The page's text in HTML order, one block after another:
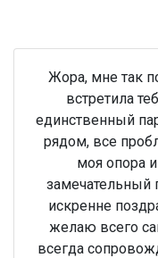
Жора, мне так
встретила
единственный
рядом, все
моя опора
замечательный
искренне
желаю всего
всегда